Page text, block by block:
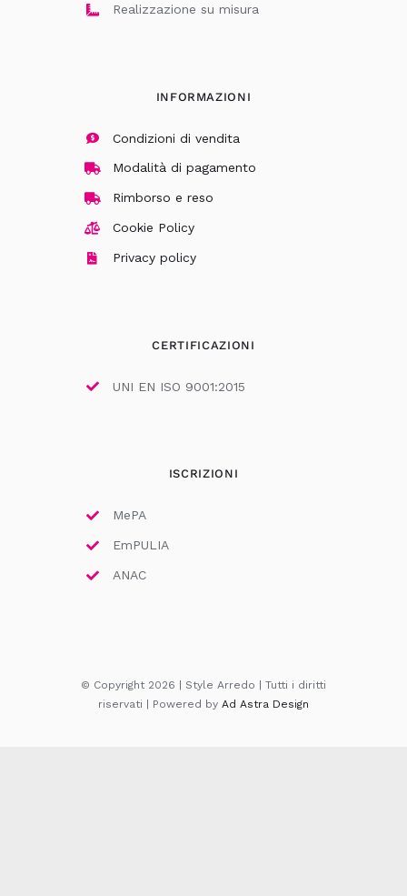
Realizzazione su misura
INFORMAZIONI
Condizioni di vendita
Modalità di pagamento
Rimborso e reso
Cookie Policy
Privacy policy
CERTIFICAZIONI
UNI EN ISO 9001:2015
ISCRIZIONI
MePA
EmPULIA
ANAC
© Copyright 2026 | Style Arredo | Tutti i diritti
riservati | Powered by Ad Astra Design